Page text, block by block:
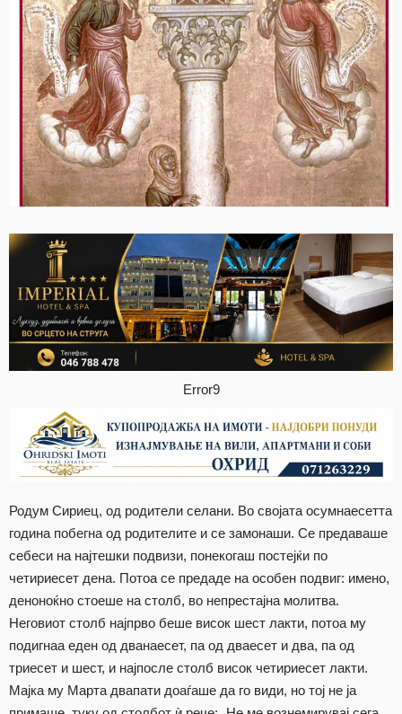
Error9
Родум Сириец, од родители селани. Во својата осумнаесетта
година побегна од родителите и се замонаши. Се предаваше
себеси на најтешки подвизи, понекогаш постејќи по
четириесет дена. Потоа се предаде на особен подвиг: имено,
деноноќно стоеше на столб, во непрестајна молитва.
Неговиот столб најпрво беше висок шест лакти, потоа му
подигнаа еден од дванаесет, па од дваесет и два, па од
триесет и шест, и најпосле столб висок четириесет лакти.
Мајка му Марта двапати доаѓаше да го види, но тој не ја